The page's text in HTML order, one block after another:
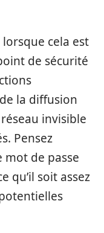
cela est
de sécurité
la diffusion
invisible
Pensez
mot de passe
qu’il soit assez